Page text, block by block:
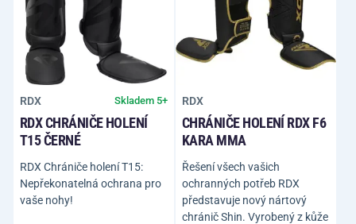
RDX Skladem 5+
RDX CHRÁNIČE HOLENÍ
T15 ČERNÉ
RDX Chrániče holení T15:
Nepřekonatelná ochrana pro
vaše nohy!
RDX
CHRÁNIČE HOLENÍ RDX F6
KARA MMA
Řešení všech vašich
ochranných potřeb RDX
představuje nový nártový
chránič Shin. Vyrobený z kůže